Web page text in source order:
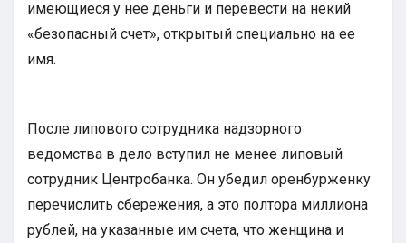
имеющиеся у нее деньги и перевести на некий
«безопасный счет», открытый специально на ее
имя.
После липового сотрудника надзорного
ведомства в дело вступил не менее липовый
сотрудник Центробанка. Он убедил оренбурженку
перечислить сбережения, а это полтора миллиона
рублей, на указанные им счета, что женщина и